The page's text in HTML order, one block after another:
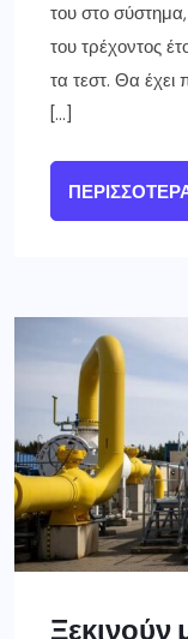
του στο
του τρέχοντος
τα τεστ. Θα έχει
[…]
Ξεκινούν